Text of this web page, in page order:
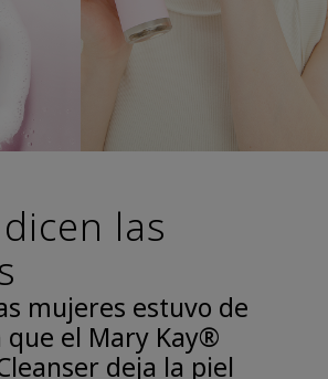
las
mujeres estuvo de
que el Mary Kay®
deja la piel